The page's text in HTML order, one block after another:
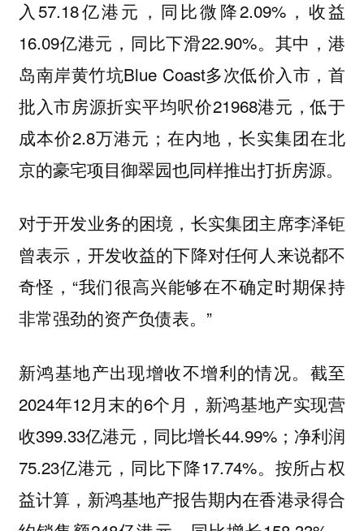
入57.18亿港元，同比微降2.09%，收益
16.09亿港元，同比下滑22.90%。其中，港
岛南岸黄竹坑Blue Coast多次低价入市，首
批入市房源折实平均呎价21968港元，低于
成本价2.8万港元；在内地，长实集团在北
京的豪宅项目御翠园也同样推出打折房源。
对于开发业务的困境，长实集团主席李泽钜
曾表示，开发收益的下降对任何人来说都不
奇怪，“我们很高兴能够在不确定时期保持
非常强劲的资产负债表。”
新鸿基地产出现增收不增利的情况。截至
2024年12月末的6个月，新鸿基地产实现营
收399.33亿港元，同比增长44.99%；净利润
75.23亿港元，同比下降17.74%。按所占权
益计算，新鸿基地产报告期内在香港录得合